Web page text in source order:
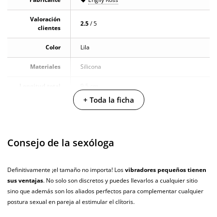
Valoración
clientes
2.5/ 5
Color Lila
Materiales Silicona
1.9 cm
Baterias Cargador USB
incluidas
Resistente al
agua
100% sumergible
+ Toda la ficha
Consejo de la sexóloga
Definitivamente ¡el tamaño no importa! Losvibradores pequeños tienen
sus ventajas. No solo son discretos y puedes llevarlos a cualquier sitio
sino que además son los aliados perfectos para complementar cualquier
postura sexual en pareja al estimular el clítoris.